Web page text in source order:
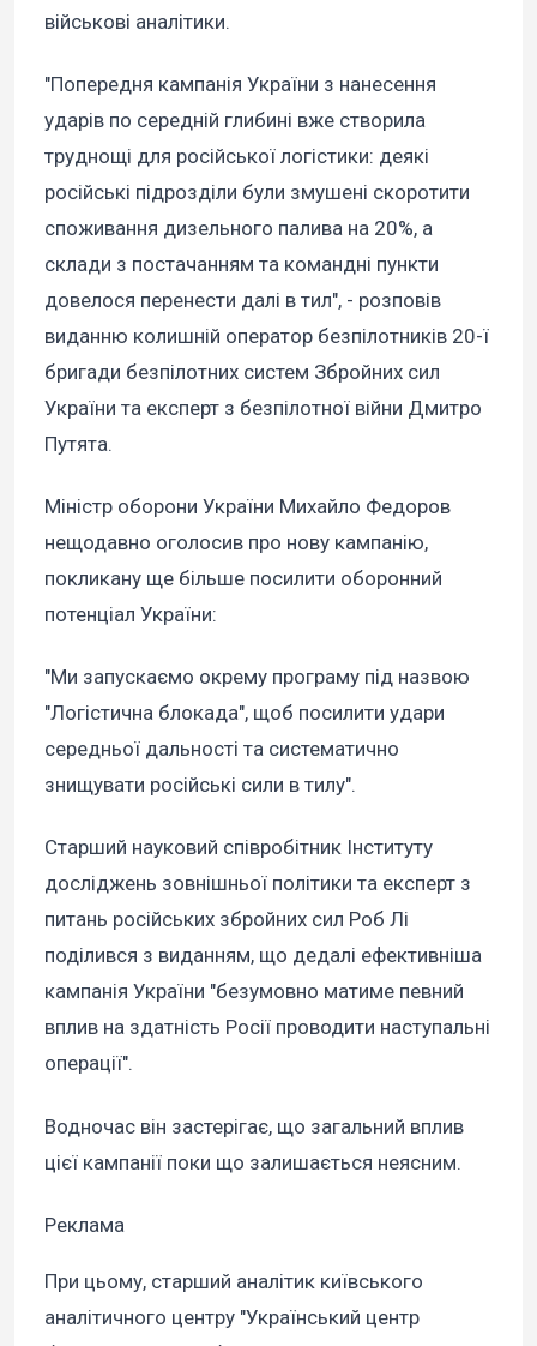
військові аналітики.
"Попередня кампанія України з нанесення
ударів по середній глибині вже створила
труднощі для російської логістики: деякі
російські підрозділи були змушені скоротити
споживання дизельного палива на 20%, а
склади з постачанням та командні пункти
довелося перенести далі в тил", - розповів
виданню колишній оператор безпілотників 20-ї
бригади безпілотних систем Збройних сил
України та експерт з безпілотної війни Дмитро
Путята.
Міністр оборони України Михайло Федоров
нещодавно оголосив про нову кампанію,
покликану ще більше посилити оборонний
потенціал України:
"Ми запускаємо окрему програму під назвою
"Логістична блокада", щоб посилити удари
середньої дальності та систематично
знищувати російські сили в тилу".
Старший науковий співробітник Інституту
досліджень зовнішньої політики та експерт з
питань російських збройних сил Роб Лі
поділився з виданням, що дедалі ефективніша
кампанія України "безумовно матиме певний
вплив на здатність Росії проводити наступальні
операції".
Водночас він застерігає, що загальний вплив
цієї кампанії поки що залишається неясним.
Реклама
При цьому, старший аналітик київського
аналітичного центру "Український центр